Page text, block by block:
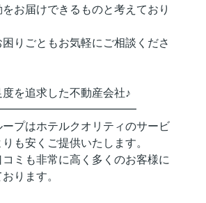
お届けできるものと考えており
困りごともお気軽にご相談くださ
を追求した不動産会社♪
ープはホテルクオリティのサービ
も安くご提供いたします。
ミも非常に高く多くのお客様に
ります。